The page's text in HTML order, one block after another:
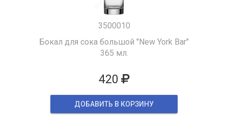
3500010
Бокал для сока большой "New York Bar"
365 мл.
420
ДОБАВИТЬ В КОРЗИНУ